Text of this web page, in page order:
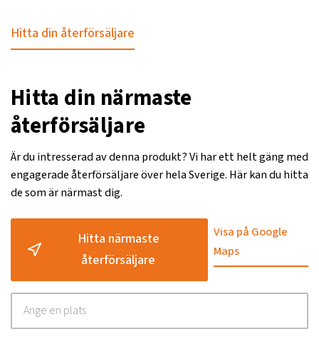
Hitta din återförsäljare
Hitta din närmaste
återförsäljare
Är du intresserad av denna produkt? Vi har ett helt gäng med
engagerade återförsäljare över hela Sverige. Här kan du hitta
de som är närmast dig.
Hitta närmaste
återförsäljare
Visa på Google
Maps